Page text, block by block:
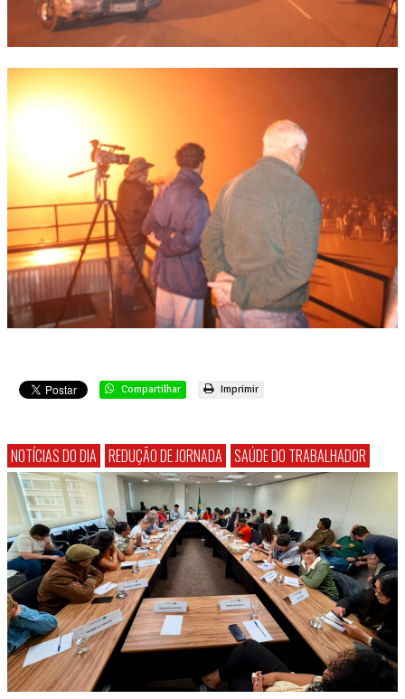
Compartilhar Imprimir
NOTÍCIAS DO DIA REDUÇÃO DE JORNADA SAÚDE DO TRABALHADOR